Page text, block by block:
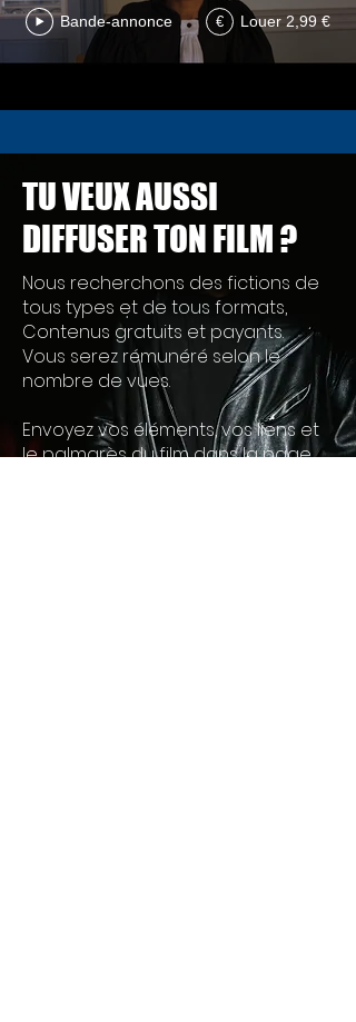
Bande-annonce € Louer 2,99 €
TU VEUX AUSSI
DIFFUSER TON FILM ?
Nous recherchons des fictions de
tous types et de tous formats,
Contenus gratuits et payants.
Vous serez rémunéré selon le
nombre de vues.
Envoyez vos éléments, vos liens et
le palmarès du film dans la page